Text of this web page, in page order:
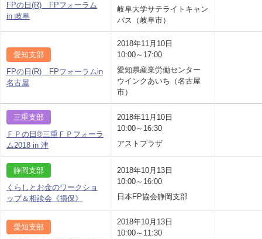
FPの日(R) FPフォーラム
in 岐阜
岐阜大学サテライトキャン
パス（岐阜市）
愛知支部
FPの日(R) FPフォーラムin
名古屋
2018年11月10日
10:00～17:00
愛知県産業労働センター
ウインクあいち（名古屋
市）
三重支部
ＦＰの日®三重ＦＰフォーラ
ム2018 in 津
2018年11月10日
10:00～16:30
アストプラザ
静岡支部
くらしとお金のワークショ
ップ＆相談会《損保》
2018年10月13日
10:00～16:00
日本FP協会静岡支部
愛知支部
2018年10月13日
10:00～11:30